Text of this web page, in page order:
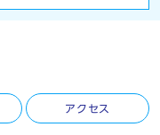
アクセス